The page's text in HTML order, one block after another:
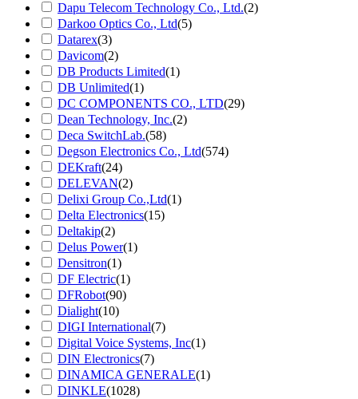
Dapu Telecom Technology Co., Ltd.(2)
Darkoo Optics Co., Ltd(5)
Datarex(3)
Davicom(2)
DB Products Limited(1)
DB Unlimited(1)
DC COMPONENTS CO., LTD(29)
Dean Technology, Inc.(2)
Deca SwitchLab.(58)
Degson Electronics Co., Ltd(574)
DEKraft(24)
DELEVAN(2)
Delixi Group Co.,Ltd(1)
Delta Electronics(15)
Deltakip(2)
Delus Power(1)
Densitron(1)
DF Electric(1)
DFRobot(90)
Dialight(10)
DIGI International(7)
Digital Voice Systems, Inc(1)
DIN Electronics(7)
DINAMICA GENERALE(1)
DINKLE(1028)